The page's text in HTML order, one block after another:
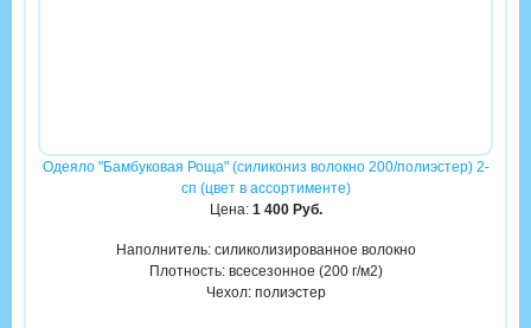
Одеяло "Бамбуковая Роща" (силикониз волокно 200/полиэстер) 2-
сп (цвет в ассортименте)
Цена: 1 400 Руб.
Наполнитель: силиколизированное волокно
Плотность: всесезонное (200 г/м2)
Чехол: полиэстер